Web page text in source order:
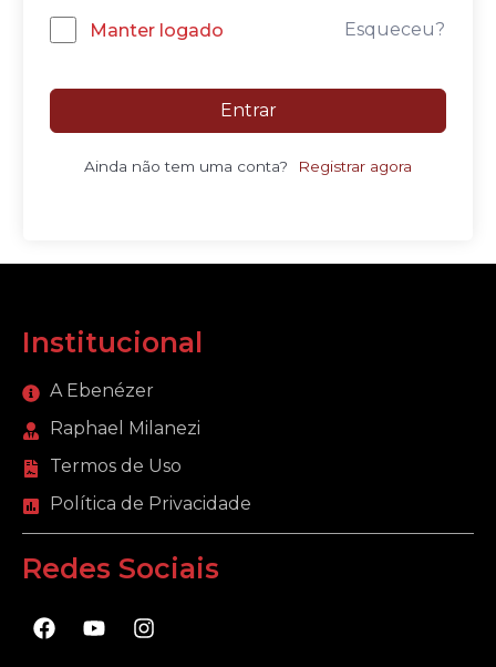
Manter logado Esqueceu?
Entrar
Ainda não tem uma conta? Registrar agora
Institucional
A Ebenézer
Raphael Milanezi
Termos de Uso
Política de Privacidade
Redes Sociais
F
a
Y
o
I
n